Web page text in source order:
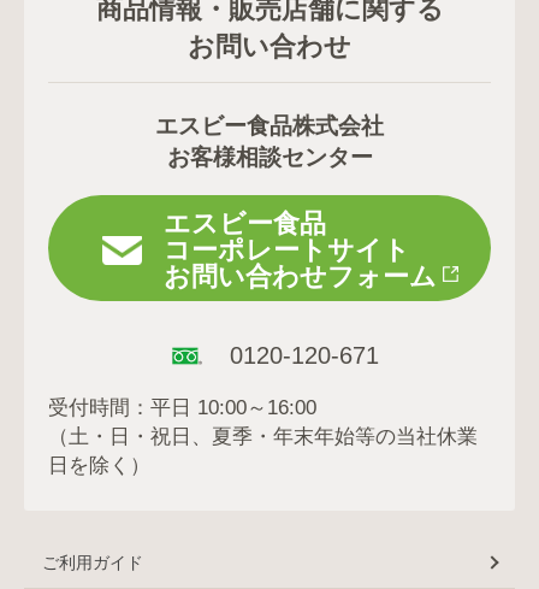
商品情報・販売店舗に関する
お問い合わせ
エスビー食品株式会社
お客様相談センター
エスビー食品
コーポレートサイト
お問い合わせフォーム
0120-120-671
受付時間：平日 10:00～16:00
（土・日・祝日、夏季・年末年始等の当社休業
日を除く）
ご利用ガイド